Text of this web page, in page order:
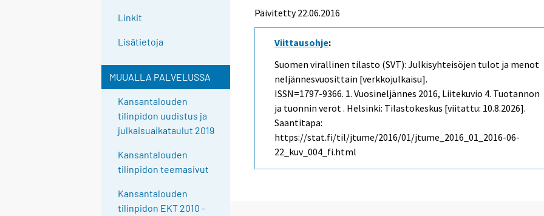
Linkit
Lisätietoja
MUUALLA PALVELUSSA
Kansantalouden
tilinpidon uudistus ja
julkaisuaikataulut 2019
Kansantalouden
tilinpidon teemasivut
Kansantalouden
tilinpidon EKT 2010 -
Päivitetty 22.06.2016
Viittausohje:
Suomen virallinen tilasto (SVT): Julkisyhteisöjen tulot ja menot
neljännesvuosittain [verkkojulkaisu].
ISSN=1797-9366. 1. Vuosineljännes 2016, Liitekuvio 4. Tuotannon
ja tuonnin verot . Helsinki: Tilastokeskus [viitattu: 10.8.2026].
Saantitapa:
https://stat.fi/til/jtume/2016/01/jtume_2016_01_2016-06-
22_kuv_004_fi.html